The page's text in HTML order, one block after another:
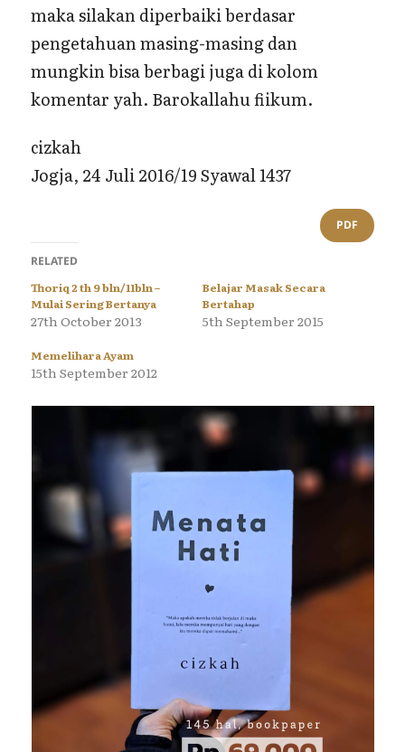
maka silakan diperbaiki berdasar
pengetahuan masing-masing dan
mungkin bisa berbagi juga di kolom
komentar yah. Barokallahu fiikum.
cizkah
Jogja, 24 Juli 2016/19 Syawal 1437
PDF
RELATED
Thoriq 2 th 9 bln/11bln –
Mulai Sering Bertanya
27th October 2013
Belajar Masak Secara
Bertahap
5th September 2015
Memelihara Ayam
15th September 2012